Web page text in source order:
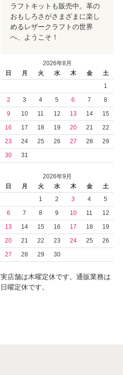
ラフトキットも販売中。革の
おもしろさがさまざまに楽し
めるレザークラフトの世界
へ、ようこそ！
2026年8月
日
月 火 水 木 金
土
1
2
3 4 5 6 7
8
9
10 11 12 13 14
15
16
17 18 19 20 21
22
23
24 25 26 27 28
29
30
31
2026年9月
日
月 火 水 木 金
土
1
2 3 4
5
6
7 8 9 10 11
12
13
14 15 16 17 18
19
20
21 22 23 24 25
26
27
28 29 30
実店舗は木曜定休です。通販業務は
日曜定休です。